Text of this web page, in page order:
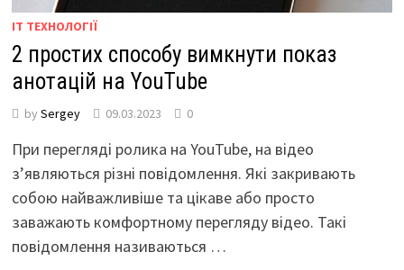
IT ТЕХНОЛОГІЇ
2 простих способу вимкнути показ
анотацій на YouTube
by Sergey 09.03.2023 0
При перегляді ролика на YouTube, на відео
з’являються різні повідомлення. Які закривають
собою найважливіше та цікаве або просто
заважають комфортному перегляду відео. Такі
повідомлення називаються …